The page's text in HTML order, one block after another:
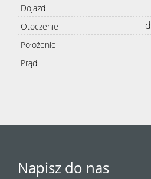
Dojazd
Otoczenie
Położenie
Prąd
Napisz do nas